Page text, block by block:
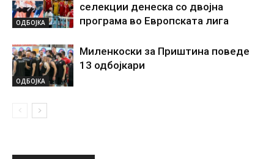
ОДБОЈКА
селекции денеска со двојна
програма во Европската лига
ОДБОЈКА
Миленкоски за Приштина поведе
13 одбојкари